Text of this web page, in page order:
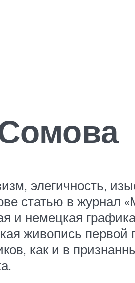
элегичность,
статью в журнал
и немецкая
живопись первой
как и в